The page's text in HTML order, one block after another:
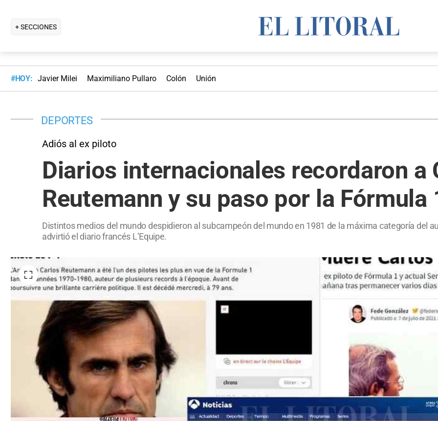
+ SECCIONES
#HOY: Javier Milei Maximiliano Pullaro Colón Unión
DEPORTES
Adiós al ex piloto
Diarios internacionales recordaron a
Reutemann y su paso por la Fórmula
Distintos medios del mundo despidieron al subcampeón del mundo en 1981 de la máxima categoría del
advirtió el diario francés L’Equipe.